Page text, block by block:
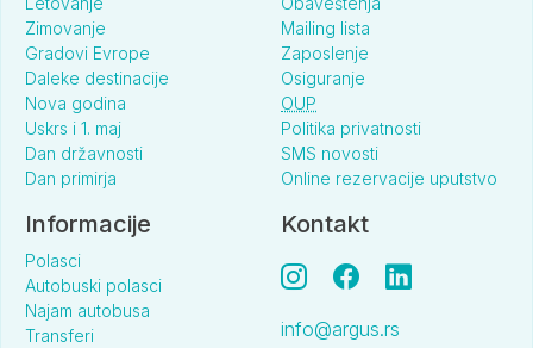
Zimovanje
Gradovi Evrope
Daleke destinacije
Nova godina
Uskrs i 1. maj
Dan državnosti
Dan primirja
Mailing lista
Zaposlenje
Osiguranje
OUP
Politika privatnosti
SMS novosti
Online rezervacije uputstvo
Informacije
Polasci
Autobuski polasci
Najam autobusa
Transferi
Kontakt
info@argus.rs